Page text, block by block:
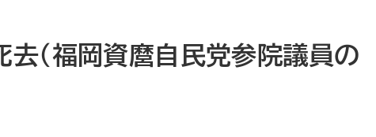
去（福岡資麿自民党参院議員の